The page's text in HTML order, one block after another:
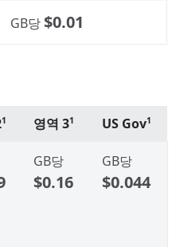
GB당 $0.01
1 영역 31 US Gov1
GB당
$0.16
GB당
$0.044